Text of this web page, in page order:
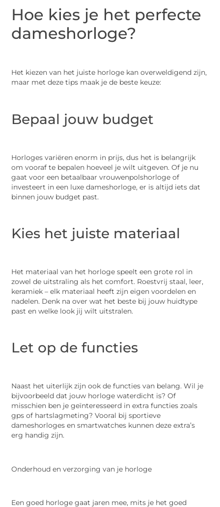
Hoe kies je het perfecte
dameshorloge?
Het kiezen van het juiste horloge kan overweldigend zijn,
maar met deze tips maak je de beste keuze:
Bepaal jouw budget
Horloges variëren enorm in prijs, dus het is belangrijk
om vooraf te bepalen hoeveel je wilt uitgeven. Of je nu
gaat voor een betaalbaar vrouwenpolshorloge of
investeert in een luxe dameshorloge, er is altijd iets dat
binnen jouw budget past.
Kies het juiste materiaal
Het materiaal van het horloge speelt een grote rol in
zowel de uitstraling als het comfort. Roestvrij staal, leer,
keramiek – elk materiaal heeft zijn eigen voordelen en
nadelen. Denk na over wat het beste bij jouw huidtype
past en welke look jij wilt uitstralen.
Let op de functies
Naast het uiterlijk zijn ook de functies van belang. Wil je
bijvoorbeeld dat jouw horloge waterdicht is? Of
misschien ben je geïnteresseerd in extra functies zoals
gps of hartslagmeting? Vooral bij sportieve
dameshorloges en smartwatches kunnen deze extra’s
erg handig zijn.
Onderhoud en verzorging van je horloge
Een goed horloge gaat jaren mee, mits je het goed